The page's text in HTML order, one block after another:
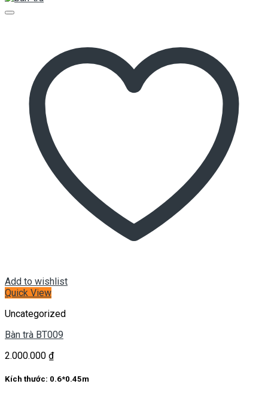
Add to wishlist
Quick View
Uncategorized
Bàn trà BT009
2.000.000 ₫
Kích thước: 0.6*0.45m